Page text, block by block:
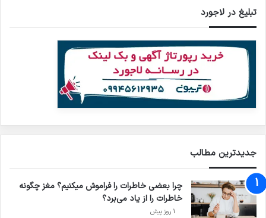
تبلیغ در لاجورد
جدیدترین مطالب
چرا بعضی خاطرات را فراموش میکنیم؟ مغز چگونه
خاطرات را از یاد می‌برد؟
1 روز پیش